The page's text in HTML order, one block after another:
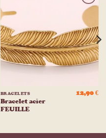
Ajouter
liste
d’envies
BRACELETS
Bracelet acier
FEUILLE
12,90€